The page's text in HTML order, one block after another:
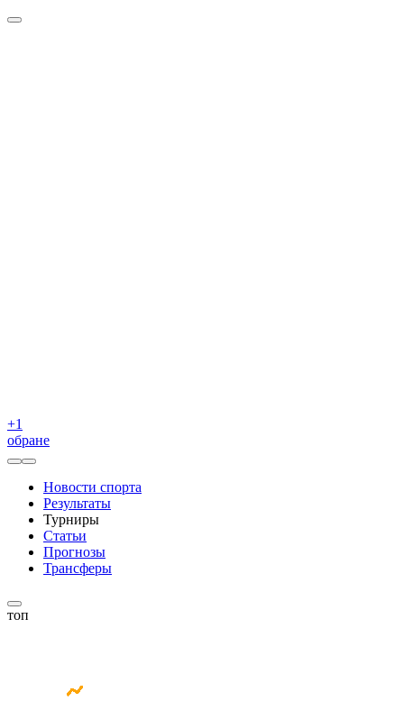
+1
обране
Новости спорта
Результаты
Турниры
Статьи
Прогнозы
Трансферы
топ